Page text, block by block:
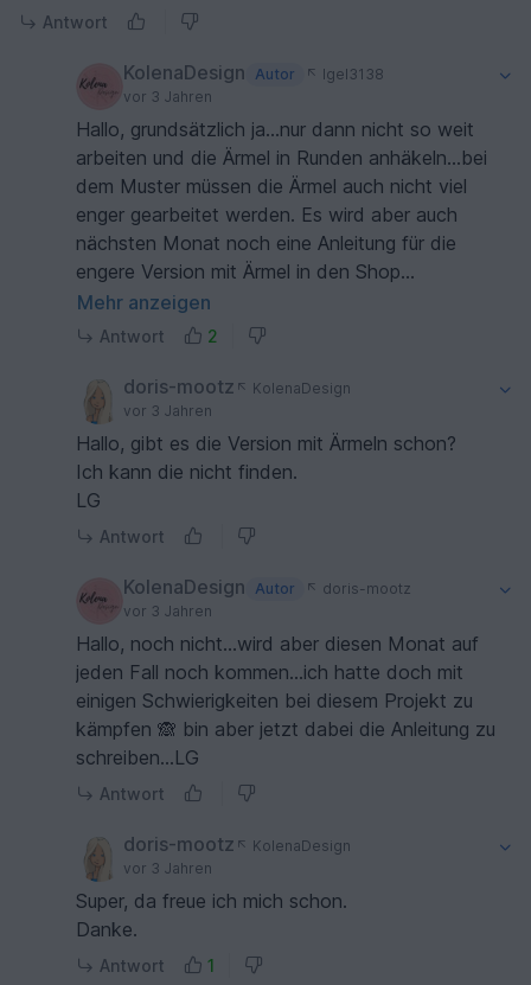
Antwort
KolenaDesign Autor
Igel3138
vor 3 Jahren
Hallo, grundsätzlich ja...nur dann nicht so weit
arbeiten und die Ärmel in Runden anhäkeln...bei
dem Muster müssen die Ärmel auch nicht viel
enger gearbeitet werden. Es wird aber auch
nächsten Monat noch eine Anleitung für die
engere Version mit Ärmel in den Shop
kommen...LG
Mehr anzeigen
Antwort 2
doris-mootz
KolenaDesign
vor 3 Jahren
Hallo, gibt es die Version mit Ärmeln schon?
Ich kann die nicht finden.
LG
Antwort
KolenaDesign Autor
doris-mootz
vor 3 Jahren
Hallo, noch nicht...wird aber diesen Monat auf
jeden Fall noch kommen...ich hatte doch mit
einigen Schwierigkeiten bei diesem Projekt zu
kämpfen 🙈 bin aber jetzt dabei die Anleitung zu
schreiben...LG
Antwort
doris-mootz
KolenaDesign
vor 3 Jahren
Super, da freue ich mich schon.
Danke.
Antwort 1